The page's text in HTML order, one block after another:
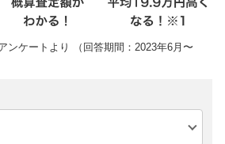
ンケートより （回答期間：2023年6月〜